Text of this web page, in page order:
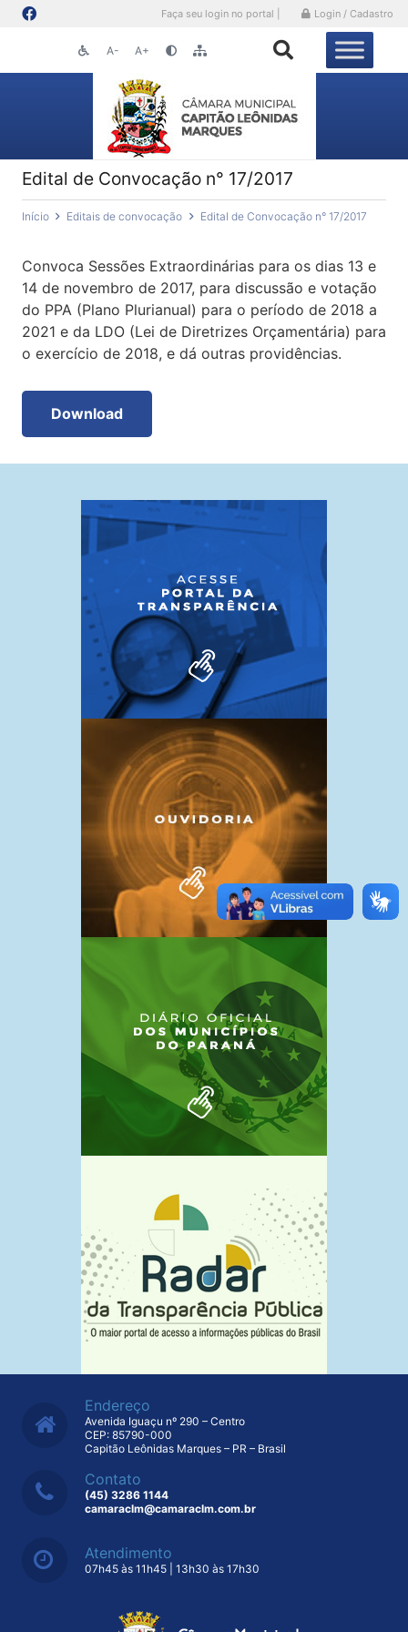
Faça seu login no portal | Login / Cadastro
A- A+
Edital de Convocação n° 17/2017
Início Editais de convocação Edital de Convocação n° 17/2017
Convoca Sessões Extraordinárias para os dias 13 e
14 de novembro de 2017, para discussão e votação
do PPA (Plano Plurianual) para o período de 2018 a
2021 e da LDO (Lei de Diretrizes Orçamentária) para
o exercício de 2018, e dá outras providências.
Download
Endereço
Avenida Iguaçu nº 290 – Centro
CEP: 85790-000
Capitão Leônidas Marques – PR – Brasil
Contato
(45) 3286 1144
camaraclm@camaraclm.com.br
Atendimento
07h45 às 11h45 | 13h30 às 17h30